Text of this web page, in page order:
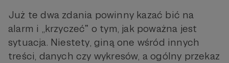
Już te dwa zdania powinny kazać bić na
alarm i „krzyczećˮ o tym, jak poważna jest
sytuacja. Niestety, giną one wśród innych
treści, danych czy wykresów, a ogólny przekaz